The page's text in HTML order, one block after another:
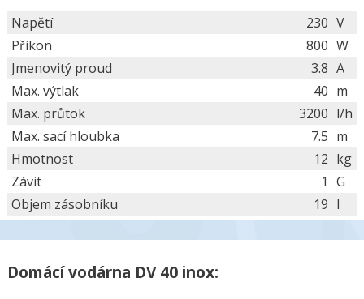
Napětí 230 V
Příkon
800 W
Jmenovitý proud
3.8 A
Max. výtlak
40 m
Max. průtok
3200 l/h
Max. sací hloubka
7.5 m
Hmotnost
12 kg
Závit
1 G
Objem zásobníku
19 l
Domácí vodárna DV 40 inox: